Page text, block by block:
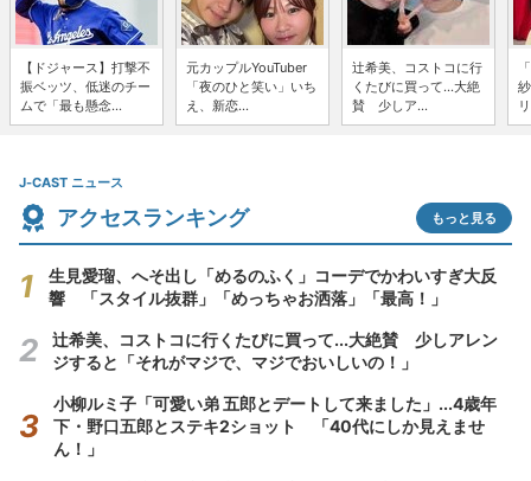
【ドジャース】打撃不
振ベッツ、低迷のチー
ムで「最も懸念...
元カップルYouTuber
「夜のひと笑い」いち
え、新恋...
辻希美、コストコに行
くたびに買って...大絶
賛 少しア...
J-CAST ニュース
アクセスランキング もっと見る
生見愛瑠、へそ出し「めるのふく」コーデでかわいすぎ大反
響 「スタイル抜群」「めっちゃお洒落」「最高！」
辻希美、コストコに行くたびに買って...大絶賛 少しアレン
ジすると「それがマジで、マジでおいしいの！」
小柳ルミ子「可愛い弟 五郎とデートして来ました」...4歳年
下・野口五郎とステキ2ショット 「40代にしか見えませ
ん！」